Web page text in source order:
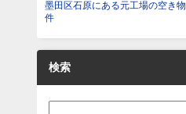
墨田区石原にある元工場の空き物
件
検索